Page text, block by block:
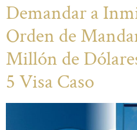
Demandar a
Orden de
Millón de
5 Visa Caso